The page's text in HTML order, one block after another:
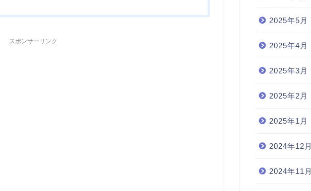
スポンサーリンク
2025年5月
2025年4月
2025年3月
2025年2月
2025年1月
2024年12月
2024年11月